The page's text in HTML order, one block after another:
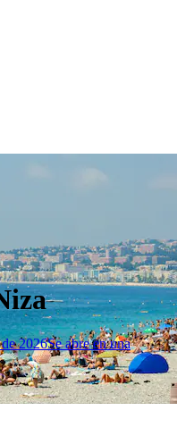
2026Se abre en una